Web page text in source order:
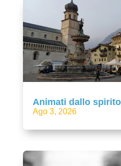
Animati dallo
Ago 3, 2026